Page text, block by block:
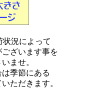
況によって
ざいます事を
ませ。
季節にある
ただきます。